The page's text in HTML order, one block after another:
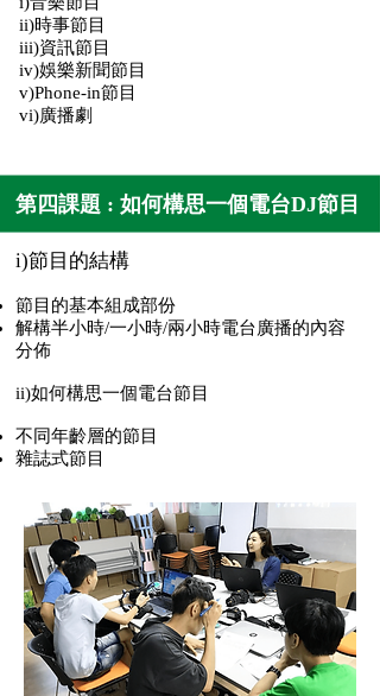
ii)時事節目
iii)資訊節目
iv)娛樂新聞節目
v)Phone-in節目
vi)廣播劇
第四課題 : 如何構思一個電台DJ節目
i)節目的結構
節目的基本組成部份
解構半小時/一小時/兩小時電台廣播的內容
分佈
ii)如何構思一個電台節目
不同年齡層的節目
雜誌式節目